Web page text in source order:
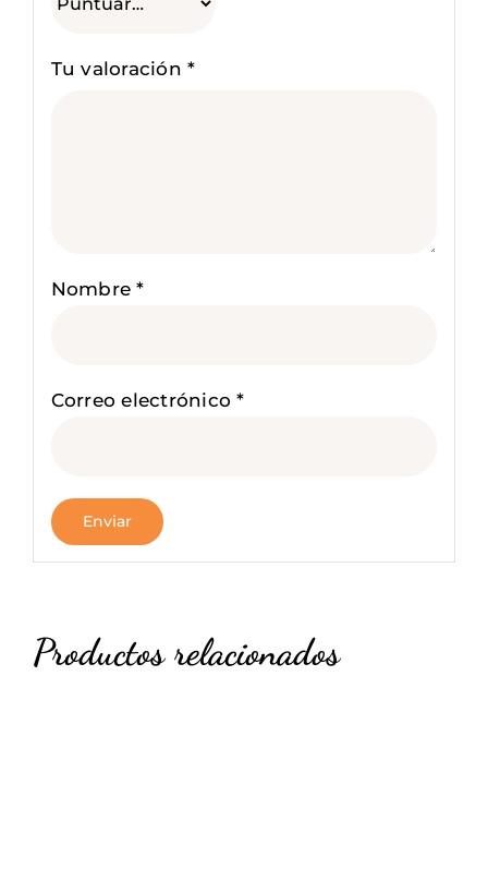
Tu valoración*
Nombre*
Correo electrónico*
Productos relacionados